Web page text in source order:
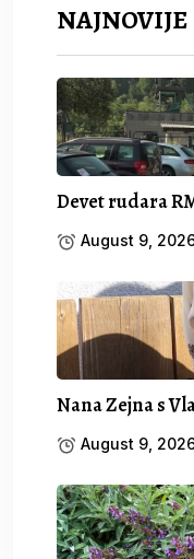
NAJNOVIJE
Devet rudara
August 9,
Nana Zejna s
August 9,